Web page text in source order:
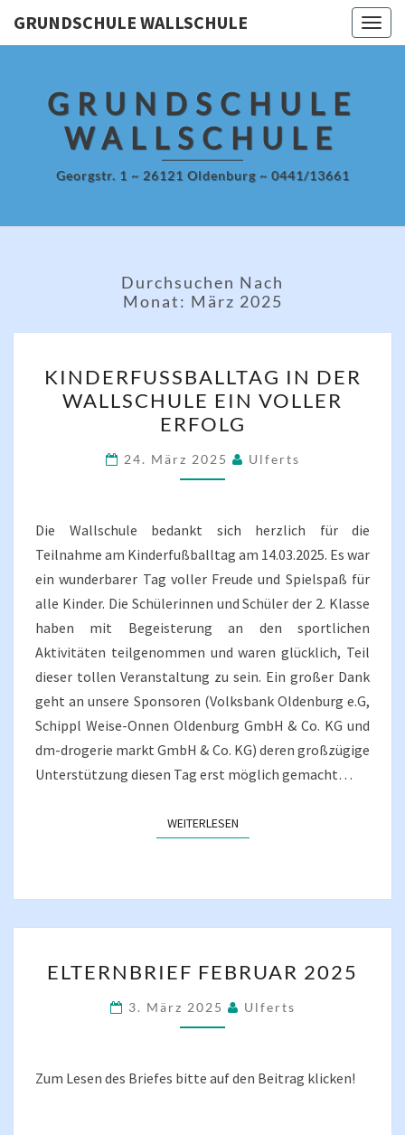
GRUNDSCHULE WALLSCHULE
GRUNDSCHULE
WALLSCHULE
Georgstr. 1 ~ 26121 Oldenburg ~ 0441/13661
Durchsuchen Nach
Monat: März 2025
N D
ER W
ALLSCHULE E
IN V
OLLER E
KINDERFUSSBALLTAG IN DER W
ALLSCHULE EIN VOLLER E
RFOLG
24. März 2025 Ulferts
Die Wallschule bedankt sich herzlich für die
Teilnahme am Kinderfußballtag am 14.03.2025. Es war
ein wunderbarer Tag voller Freude und Spielspaß für
alle Kinder. Die Schülerinnen und Schüler der 2. Klasse
haben mit Begeisterung an den sportlichen
Aktivitäten teilgenommen und waren glücklich, Teil
dieser tollen Veranstaltung zu sein. Ein großer Dank
geht an unsere Sponsoren (Volksbank Oldenburg e.G,
Schippl Weise-Onnen Oldenburg GmbH & Co. KG und
dm-drogerie markt GmbH & Co. KG) deren großzügige
Unterstützung diesen Tag erst möglich gemacht…
WEITERLESENWEITERLESEN
FEBRUAR
2025
ELTERNBRIEF FEBRUAR 2025
3. März 2025 Ulferts
Zum Lesen des Briefes bitte auf den Beitrag klicken!